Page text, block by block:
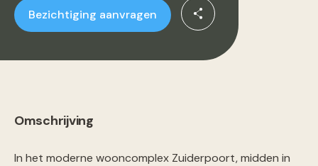
Bezichtiging aanvragen
Omschrijving
In het moderne wooncomplex Zuiderpoort, midden in